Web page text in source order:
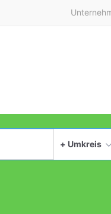
+ Umkreis